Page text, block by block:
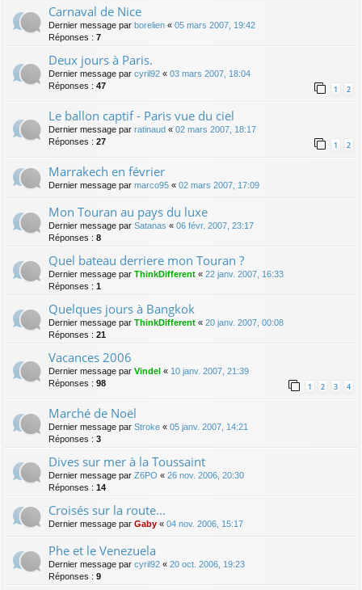
Carnaval de Nice
Dernier message par borelien « 05 mars 2007, 19:42
Réponses : 7
Deux jours à Paris.
Dernier message par cyril92 « 03 mars 2007, 18:04
Réponses : 47 1 2
Le ballon captif - Paris vue du ciel
Dernier message par ratinaud « 02 mars 2007, 18:17
Réponses : 27 1 2
Marrakech en février
Dernier message par marco95 « 02 mars 2007, 17:09
Mon Touran au pays du luxe
Dernier message par Satanas « 06 févr. 2007, 23:17
Réponses : 8
Quel bateau derriere mon Touran ?
Dernier message par ThinkDifferent « 22 janv. 2007, 16:33
Réponses : 1
Quelques jours à Bangkok
Dernier message par ThinkDifferent « 20 janv. 2007, 00:08
Réponses : 21
Vacances 2006
Dernier message par Vindel « 10 janv. 2007, 21:39
Réponses : 98 1 2 3 4
Marché de Noël
Dernier message par Stroke « 05 janv. 2007, 14:21
Réponses : 3
Dives sur mer à la Toussaint
Dernier message par Z6PO « 26 nov. 2006, 20:30
Réponses : 14
Croisés sur la route...
Dernier message par Gaby « 04 nov. 2006, 15:17
Phe et le Venezuela
Dernier message par cyril92 « 20 oct. 2006, 19:23
Réponses : 9